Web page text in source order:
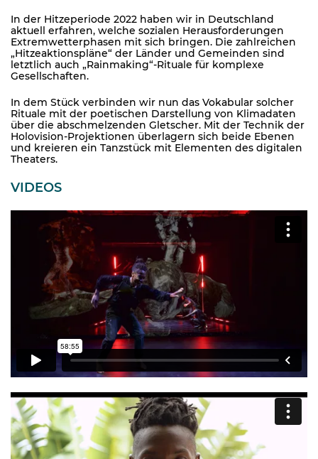
In der Hitzeperiode 2022 haben wir in Deutschland
aktuell erfahren, welche sozialen Herausforderungen
Extremwetterphasen mit sich bringen. Die zahlreichen
„Hitzeaktionspläne“ der Länder und Gemeinden sind
letztlich auch „Rainmaking“-Rituale für komplexe
Gesellschaften.
In dem Stück verbinden wir nun das Vokabular solcher
Rituale mit der poetischen Darstellung von Klimadaten
über die abschmelzenden Gletscher. Mit der Technik der
Holovision-Projektionen überlagern sich beide Ebenen
und kreieren ein Tanzstück mit Elementen des digitalen
Theaters.
VIDEOS